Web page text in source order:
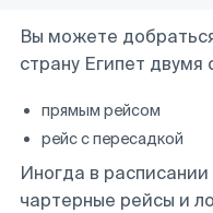
Вы можете
страну Египет двумя
прямым рейсом
рейс с пересадкой
Иногда в расписании
чартерные рейсы и